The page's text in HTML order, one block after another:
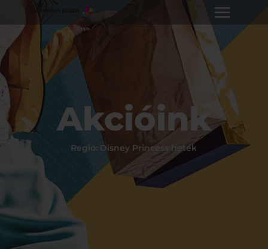
Akcióink
Regio: Disney Princess hetek